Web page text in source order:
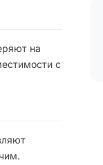
на
с